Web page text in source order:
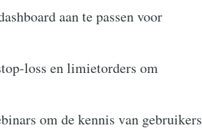
aan te passen voor
loss en limietorders om
om de kennis van gebruikers